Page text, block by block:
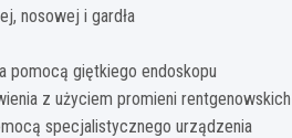
nosowej i gardła
pomocą giętkiego endoskopu
z użyciem promieni rentgenowskich
specjalistycznego urządzenia